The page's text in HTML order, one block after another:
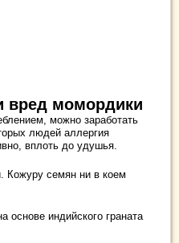
вред момордики
можно заработать
людей аллергия
вплоть до удушья.
Кожуру семян ни в коем
основе индийского граната